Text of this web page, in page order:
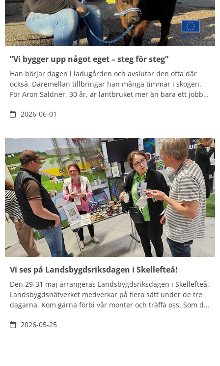
”Vi bygger upp något eget – steg för steg”
Han börjar dagen i ladugården och avslutar den ofta där
också. Däremellan tillbringar han många timmar i skogen.
För Aron Saldner, 30 år, är lantbruket mer än bara ett jobb –
över tid. Tillsammans med sambon Paulina Johansson vill
2026-06-01
Vi ses på Landsbygdsriksdagen i Skellefteå!
Den 29-31 maj arrangeras Landsbygdsriksdagen i Skellefteå.
Landsbygdsnätverket medverkar på flera sätt under de tre
dagarna. Kom gärna förbi vår monter och träffa oss. Som del
2026-05-25